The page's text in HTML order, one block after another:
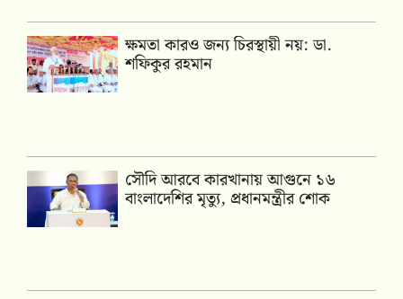
ক্ষমতা কারও জন্য চিরস্থায়ী নয়: ডা.
শফিকুর রহমান
সৌদি আরবে কারখানায় আগুনে ১৬
বাংলাদেশির মৃত্যু, প্রধানমন্ত্রীর শোক